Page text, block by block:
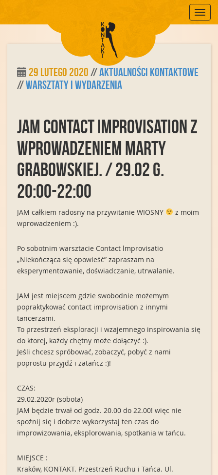
Mobile
29 lutego 2020//Aktualności Kontaktowe
//Warsztaty i Wydarzenia
JAM CONTACT IMPROVISATION z
wprowadzeniem Marty
Grabowskiej. / 29.02 g.
20:00-22:00
JAM całkiem radosny na przywitanie WIOSNY
z moim
wprowadzeniem :).
Po sobotnim warsztacie Contact lmprovisatio
„Niekończąca się opowieść” zapraszam na
eksperymentowanie, doświadczanie, utrwalanie.
JAM jest miejscem gdzie swobodnie możemym
popraktykować contact improvisation z innymi
tancerzami.
To przestrzeń eksploracji i wzajemnego inspirowania się
do ktorej, każdy chętny może dołączyć :).
Jeśli chcesz spróbować, zobaczyć, pobyć z nami
poprostu przyjdź i zatańcz :)!
CZAS:
29.02.2020r (sobota)
JAM będzie trwał od godz. 20.00 do 22.00! więc nie
spoźnij się i dobrze wykorzystaj ten czas do
improwizowania, eksplorowania, spotkania w tańcu.
MIEJSCE :
Kraków, KONTAKT. Przestrzeń Ruchu i Tańca. Ul.